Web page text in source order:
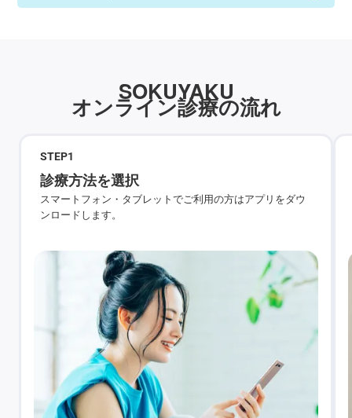
SOKUYAKU
オンライン診療の流れ
STEP1
診療方法を選択
スマートフォン・タブレットでご利用の方はアプリをダウ
ンロードします。